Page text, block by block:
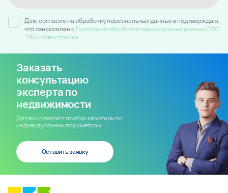
Даю согласие на обработку персональных данных и подтверждаю,
что ознакомлен c Политикой обработки персональных данных ООО
"ВКБ-Новостройки
Заказать
консультацию
эксперта по
недвижимости
Для вас сделают подбор квартиры по
индивидуальным параметрам
Оставить заявку